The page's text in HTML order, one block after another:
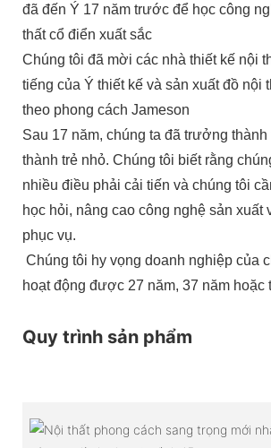
đã đến Ý 17 năm trước để học công
thất cổ điển xuất sắc
Chúng tôi đã mời các nhà thiết kế nội
tiếng của Ý thiết kế và sản xuất đồ nội
theo phong cách Jameson
Sau 17 năm, chúng ta đã trưởng
thành trẻ nhỏ. Chúng tôi biết rằng
nhiều điều phải cải tiến và chúng tôi
học hỏi, nâng cao công nghệ sản xuất
phục vụ.
Chúng tôi hy vọng doanh nghiệp của
hoạt động được 27 năm, 37 năm hoặc
Quy trình sản phẩm